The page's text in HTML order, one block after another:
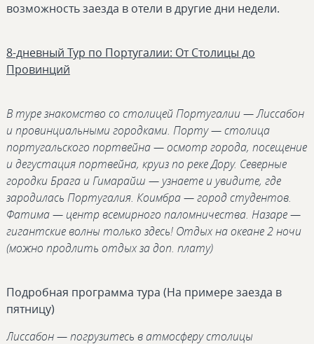
возможность заезда в отели в другие дни недели.
8-дневный Тур по Португалии: От Столицы до
Провинций
В туре знакомство со столицей Португалии — Лиссабон
и провинциальными городками. Порту — столица
португальского портвейна — осмотр города, посещение
и дегустация портвейна, круиз по реке Дору. Северные
городки Брага и Гимарайш — узнаете и увидите, где
зародилась Португалия. Коимбра — город студентов.
Фатима — центр всемирного паломничества. Назаре —
гигантские волны только здесь! Отдых на океане 2 ночи
(можно продлить отдых за доп. плату)
Подробная программа тура (На примере заезда в
пятницу)
Лиссабон — погрузитесь в атмосферу столицы